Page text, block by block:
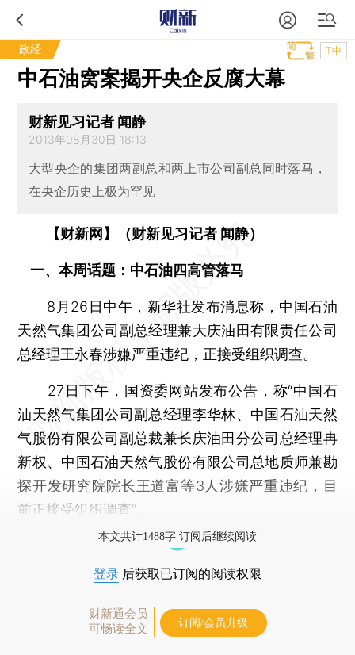
政经 T中
中石油窝案揭开央企反腐大幕
财新见习记者 闻静
2013年08月30日 18:13
大型央企的集团两副总和两上市公司副总同时落马，
在央企历史上极为罕见
【财新网】（财新见习记者 闻静）
一、本周话题：中石油四高管落马
8月26日中午，新华社发布消息称，中国石油
天然气集团公司副总经理兼大庆油田有限责任公司
总经理王永春涉嫌严重违纪，正接受组织调查。
27日下午，国资委网站发布公告，称“中国石
油天然气集团公司副总经理李华林、中国石油天然
气股份有限公司副总裁兼长庆油田分公司总经理冉
新权、中国石油天然气股份有限公司总地质师兼勘
探开发研究院院长王道富等3人涉嫌严重违纪，目
前正接受组织调查”。
本文共计1488字 订阅后继续阅读
登录 后获取已订阅的阅读权限
财新通会员
可畅读全文
订阅/会员升级